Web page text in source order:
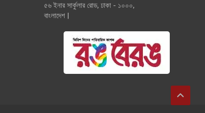
৫৬ ইনার সার্কুলার রোড, ঢাকা - ১০০০,
বাংলাদেশ |